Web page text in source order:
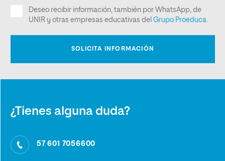
¿Tienes alguna duda?
57 601 7056600